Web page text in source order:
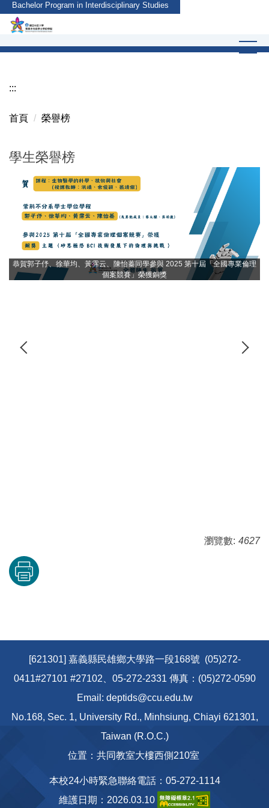
跳
到
要
Bachelor Program in Interdisciplinary Studies
:::
首頁 榮譽榜
學生榮譽榜
恭賀郭子伃、徐華均、黃霈云、陳怡蓁同學參與 2025 第十屆「全國專業倫理
個案競賽」榮獲銅獎
瀏覽數: 4627
[621301] 嘉義縣民雄鄉大學路一段168號 (05)272-
0411#27101 #27102、05-272-2331 傳真：(05)272-0590
Email: deptids@ccu.edu.tw
No.168, Sec. 1, University Rd., Minhsiung, Chiayi 621301,
Taiwan (R.O.C.)
位置：共同教室大樓西側210室
本校24小時緊急聯絡電話：05-272-1114
維護日期：2026.03.10